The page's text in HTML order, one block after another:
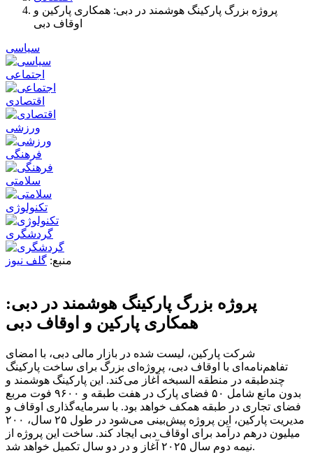
پروژه بزرگ پارکینگ هوشمند در دبی: همکاری پارکین و
اوقاف دبی
سیاسی
اجتماعی
اقتصادی
ورزشی
فرهنگی
سلامتی
تکنولوژی
گردشگری
منبع: گلف نیوز
پروژه بزرگ پارکینگ هوشمند در دبی:
همکاری پارکین و اوقاف دبی
شرکت پارکین، لیست شده در بازار مالی دبی، با امضای
تفاهم‌نامه‌ای با اوقاف دبی، پروژه‌ای بزرگ برای ساخت پارکینگ
چندطبقه در منطقه السبخه آغاز می‌کند. این پارکینگ هوشمند و
بدون مانع شامل ۵۰ فضای پارک در هفت طبقه و ۹۶۰۰ فوت مربع
فضای تجاری در طبقه همکف خواهد بود. با سرمایه‌گذاری اوقاف و
مدیریت پارکین، این پروژه پیش‌بینی می‌شود در طول ۲۵ سال، ۲۰۰
میلیون درهم درآمد برای اوقاف دبی ایجاد کند. ساخت این پروژه از
نیمه دوم سال ۲۰۲۵ آغاز و در دو سال تکمیل خواهد شد.